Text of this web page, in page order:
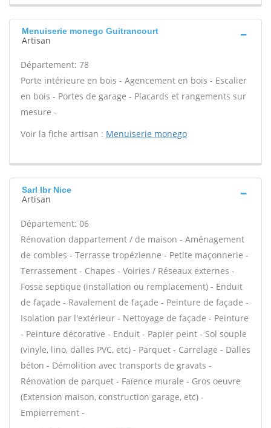
Menuiserie monego Guitrancourt
Artisan
Département: 78
Porte intérieure en bois - Agencement en bois - Escalier
en bois - Portes de garage - Placards et rangements sur
mesure -
Voir la fiche artisan : Menuiserie monego
Sarl lbr Nice
Artisan
Département: 06
Rénovation dappartement / de maison - Aménagement
de combles - Terrasse tropézienne - Petite maçonnerie -
Terrassement - Chapes - Voiries / Réseaux externes -
Fosse septique (installation ou remplacement) - Enduit
de façade - Ravalement de façade - Peinture de façade -
Isolation par l'extérieur - Nettoyage de façade - Peinture
- Peinture décorative - Enduit - Papier peint - Sol souple
(vinyle, lino, dalles PVC, etc) - Parquet - Carrelage - Dalles
béton - Démolition avec transports de gravats -
Rénovation de parquet - Faïence murale - Gros oeuvre
(Extension maison, construction garage, etc) -
Empierrement -